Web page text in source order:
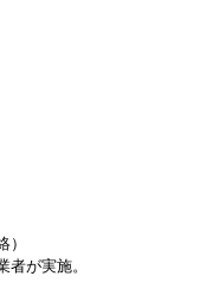
者が実施。